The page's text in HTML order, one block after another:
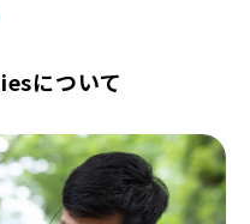
について